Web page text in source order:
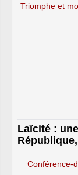
Triomphe et
Laïcité :
Conférence-